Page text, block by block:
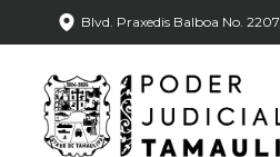
Blvd. Praxedis Balboa No.